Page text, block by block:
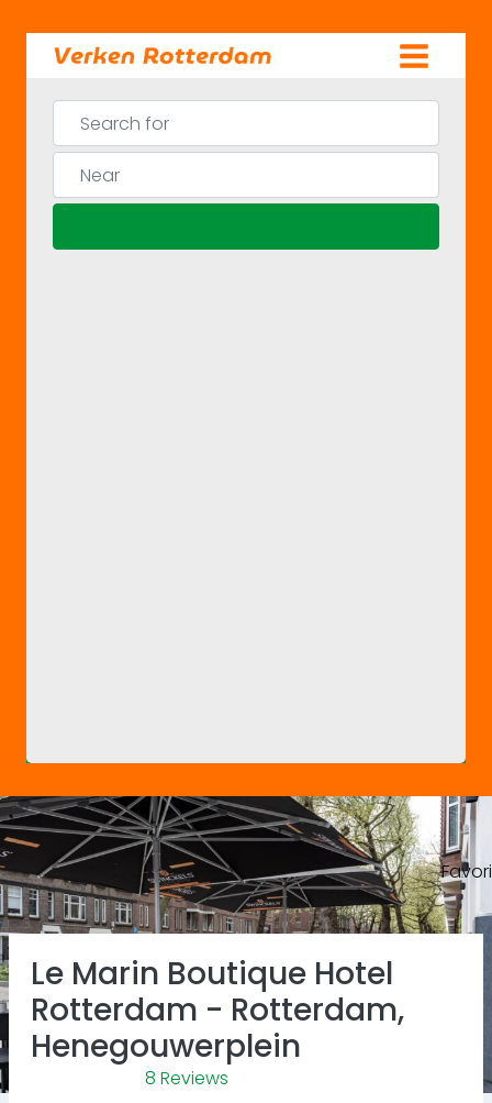
content
Search for
Near
Previous
Le Marin Boutique Hotel
Rotterdam - Rotterdam,
Henegouwerplein
8 Reviews